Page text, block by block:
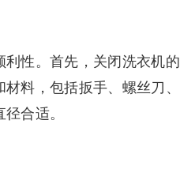
性。首先，关闭洗衣机的
料，包括扳手、螺丝刀、
合适。